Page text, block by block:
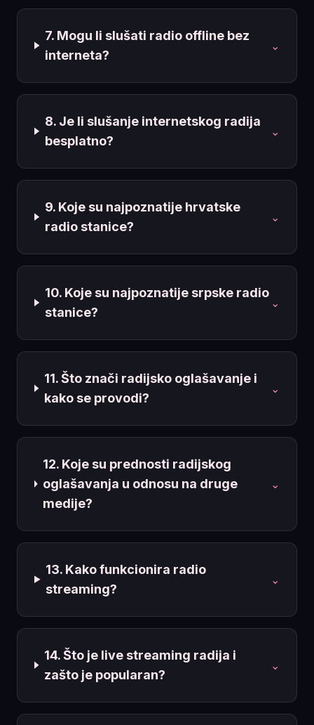
7. Mogu li slušati radio offline bez
interneta?
⌄
8. Je li slušanje internetskog radija
besplatno?
⌄
9. Koje su najpoznatije hrvatske
radio stanice?
⌄
10. Koje su najpoznatije srpske radio
stanice?
⌄
11. Što znači radijsko oglašavanje i
kako se provodi?
⌄
12. Koje su prednosti radijskog
oglašavanja u odnosu na druge
medije?
⌄
13. Kako funkcionira radio
streaming?
⌄
14. Što je live streaming radija i
zašto je popularan?
⌄